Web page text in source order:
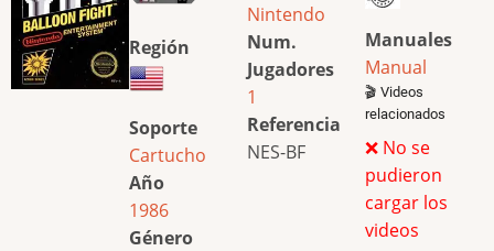
Región
Soporte
Cartucho
Año
1986
Género
Nintendo
Num.
Jugadores
1
Referencia
NES-BF
Manuales
Manual
🎬 Videos
relacionados
❌ No se
pudieron
cargar los
videos